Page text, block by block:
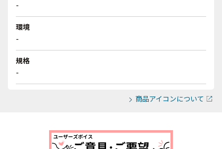
-
環境
-
規格
-
商品アイコンについて